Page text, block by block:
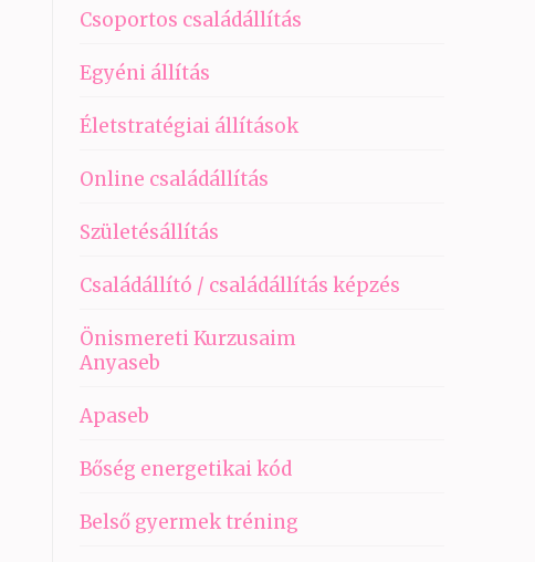
Csoportos családállítás
Egyéni állítás
Életstratégiai állítások
Online családállítás
Születésállítás
Családállító / családállítás képzés
Önismereti Kurzusaim
Anyaseb
Apaseb
Bőség energetikai kód
Belső gyermek tréning